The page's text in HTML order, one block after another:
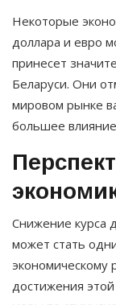
Некоторые
доллара и евро
принесет
Беларуси. Они
мировом рынке
большее
Снижение курса
может стать
экономическому
достижения